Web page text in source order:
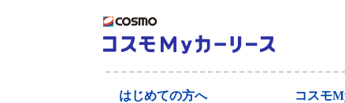
はじめての方へ コスモ